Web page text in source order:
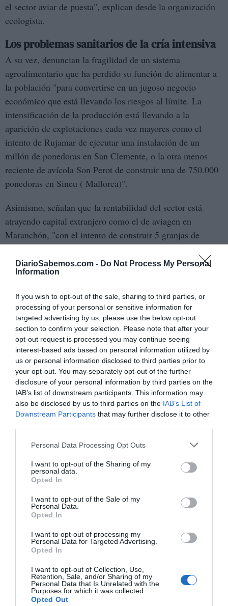
DiarioSabemos.com - Do Not Process My Personal
Information
If you wish to opt-out of the sale, sharing to third parties, or
processing of your personal or sensitive information for
targeted advertising by us, please use the below opt-out
section to confirm your selection. Please note that after your
opt-out request is processed you may continue seeing
interest-based ads based on personal information utilized by
us or personal information disclosed to third parties prior to
your opt-out. You may separately opt-out of the further
disclosure of your personal information by third parties on the
IAB’s list of downstream participants. This information may
also be disclosed by us to third parties on the IAB’s List of
Downstream Participants that may further disclose it to other
Personal Data Processing Opt Outs
I want to opt-out of the Sharing of my
personal data.
Opted In
I want to opt-out of the Sale of my
Personal Data.
Opted In
I want to opt-out of processing my
Personal Data for Targeted Advertising.
Opted In
I want to opt-out of Collection, Use,
Retention, Sale, and/or Sharing of my
Personal Data that Is Unrelated with the
Purposes for which it was collected.
Opted Out
el sector aviar de puesta", explican desde la organización
ecologista.
Los problemas sanitarios de la cría intensiva
A su vez, denuncian la fragilidad de un sistema
agroalimentario que ha perdido su función de alimentar a
la población "para convertirse en un jugoso negocio
económico que está llevando los riesgos al límite. La
intensificación de la producción está llevando a la
aparición de explotaciones cada vez mayores como el
intento de Rujamar de ejecutar una instalación de un
millón de ponedoras en San Clemente, o la otra menos
reciente de avícola Son Perot de construir una de 750.000
ponedoras en Sineu ( Mallorca)".
Asimismo, señalan que la rentabilidad del sector está
atrayendo capital extranjero como el de aviagen en
Maranchón, "con el intento de construir 5 granjas de
reproductoras en la zona ZEC-ZEPA Parameras de
Maranchón, Hoz del Mesa y Aragoncillo con 600.000
plazas aproximadamente. Las consecuencias del contagio
sencillamente dantescas", aseguran.
Ecologistas en acción añade que “las macro factorías de
cría de aves reúnen todos los factores para la
multiplicación y mutación de cepas preexistentes de toda
suerte de virus: gran cantidad de animales, condiciones de
vida pésimas, mal uso de antibióticos, baja o nula
diversidad genética. Es algo de lo que venimos advirtiendo
desde antes de la pandemia del 2020 y que no ha hecho
enferman por nuestros errores y la avaricia de unos
pocos”.
aún mayor si tenemos en cuenta la posibilidad de que se
provoque una gran mortandad de fauna silvestre. “En casos
como estos solo podemos actuar con cautela y ceñirnos a
los protocolos pero si sucede, las consecuencias son
imprevisibles, hay que tener en cuenta el efecto
equilibrador en los ecosistemas de las aves, por ejemplo,
en cuanto a los insectos de los que son unas voraces
comedoras y el poco probable, pero posible, salto a seres